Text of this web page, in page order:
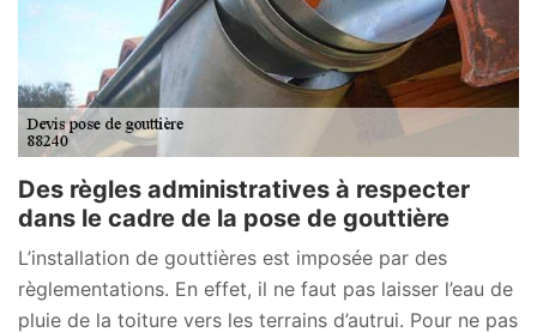
Des règles administratives à respecter
dans le cadre de la pose de gouttière
L’installation de gouttières est imposée par des
règlementations. En effet, il ne faut pas laisser l’eau de
pluie de la toiture vers les terrains d’autrui. Pour ne pas